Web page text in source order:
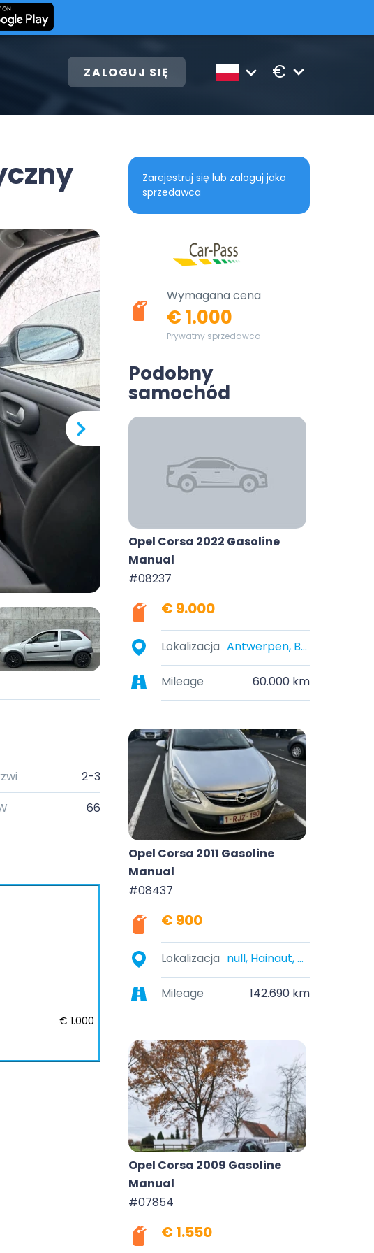
ZALOGUJ SIĘ €
2-3
66
€ 1.000
Zarejestruj się lub zaloguj jako
sprzedawca
Wymagana cena
€ 1.000
Prywatny sprzedawca
Podobny
samochód
Opel Corsa 2022 Gasoline
Manual
#08237
€ 9.000
Lokalizacja Antwerpen, België
Mileage 60.000 km
Opel Corsa 2011 Gasoline
Manual
#08437
€ 900
Lokalizacja null, Hainaut, Belgique
Mileage 142.690 km
Opel Corsa 2009 Gasoline
Manual
#07854
€ 1.550